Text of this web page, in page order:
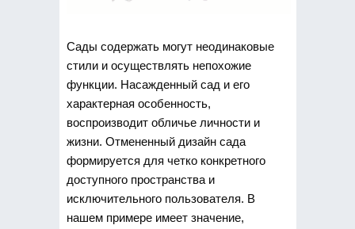
Сады содержать могут неодинаковые
стили и осуществлять непохожие
функции. Насажденный сад и его
характерная особенность,
воспроизводит обличье личности и
жизни. Отмененный дизайн сада
формируется для четко конкретного
доступного пространства и
исключительного пользователя. В
нашем примере имеет значение,